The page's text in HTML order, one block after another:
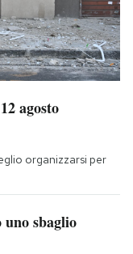
agosto
organizzarsi per
uno sbaglio